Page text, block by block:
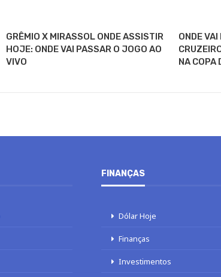
GRÊMIO X MIRASSOL ONDE ASSISTIR
HOJE: ONDE VAI PASSAR O JOGO AO
VIVO
ONDE
NA COPA
FINANÇAS
Dólar Hoje
Finanças
Investimentos